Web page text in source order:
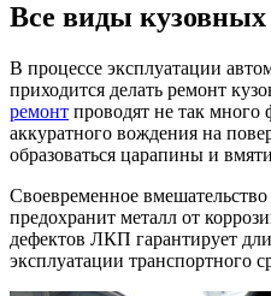
Все виды кузовных
В процессе эксплуатации
приходится делать ремонт
ремонт проводят не так
аккуратного вождения на
образоваться царапины и
Своевременное вмешательство
предохранит металл от
дефектов ЛКП гарантирует
эксплуатации транспортного